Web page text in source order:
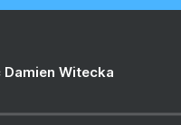
Witecka